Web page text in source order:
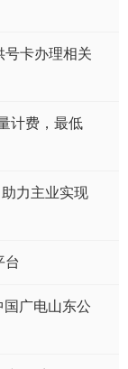
号卡办理相关
计费，最低
力主业实现
台
国广电山东公